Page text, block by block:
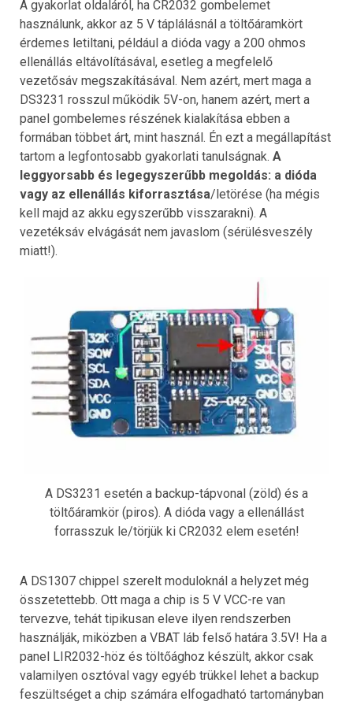
A gyakorlat oldaláról, ha CR2032 gombelemet
használunk, akkor az 5 V táplálásnál a töltőáramkört
érdemes letiltani, például a dióda vagy a 200 ohmos
ellenállás eltávolításával, esetleg a megfelelő
vezetősáv megszakításával. Nem azért, mert maga a
DS3231 rosszul működik 5V-on, hanem azért, mert a
panel gombelemes részének kialakítása ebben a
formában többet árt, mint használ. Én ezt a megállapítást
tartom a legfontosabb gyakorlati tanulságnak. A
leggyorsabb és legegyszerűbb megoldás: a dióda
vagy az ellenállás kiforrasztása/letörése (ha mégis
kell majd az akku egyszerűbb visszarakni). A
vezetéksáv elvágását nem javaslom (sérülésveszély
miatt!).
A DS3231 esetén a backup-tápvonal (zöld) és a
töltőáramkör (piros). A dióda vagy a ellenállást
forrasszuk le/törjük ki CR2032 elem esetén!
A DS1307 chippel szerelt moduloknál a helyzet még
összetettebb. Ott maga a chip is 5 V VCC-re van
tervezve, tehát tipikusan eleve ilyen rendszerben
használják, miközben a VBAT láb felső határa 3.5V! Ha a
panel LIR2032-höz és töltőághoz készült, akkor csak
valamilyen osztóval vagy egyéb trükkel lehet a backup
feszültséget a chip számára elfogadható tartományban